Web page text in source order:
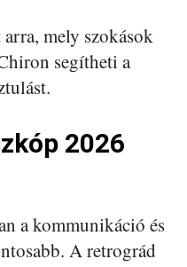
mely szokások
segítheti a
2026
a kommunikáció és
A retrográd